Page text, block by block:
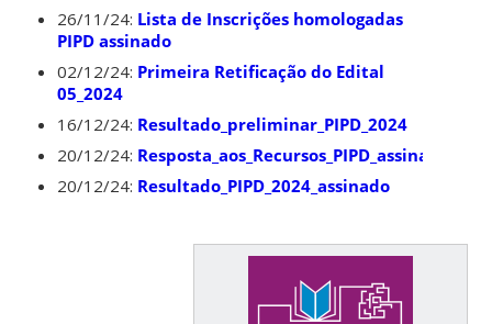
26/11/24: Lista de Inscrições homologadas
PIPD assinado
02/12/24: Primeira Retificação do Edital
05_2024
16/12/24: Resultado_preliminar_PIPD_2024
20/12/24: Resposta_aos_Recursos_PIPD_assinado
20/12/24: Resultado_PIPD_2024_assinado